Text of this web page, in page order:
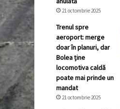
21 octombrie 2025
Trenul spre
aeroport: merge
doar în planuri, dar
Bolea ține
locomotiva caldă
poate mai prinde un
mandat
21 octombrie 2025